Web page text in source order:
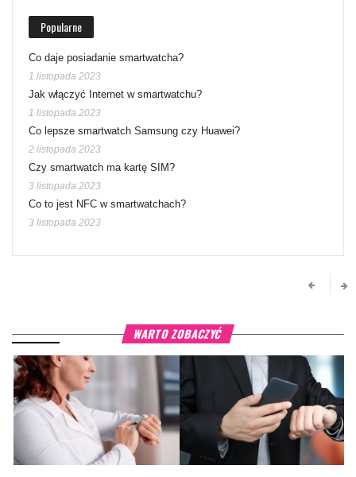
Popularne
Co daje posiadanie smartwatcha?
1 listopada 2023
Jak włączyć Internet w smartwatchu?
1 listopada 2023
Co lepsze smartwatch Samsung czy Huawei?
2 listopada 2023
Czy smartwatch ma kartę SIM?
3 listopada 2023
Co to jest NFC w smartwatchach?
3 listopada 2023
WARTO ZOBACZYĆ